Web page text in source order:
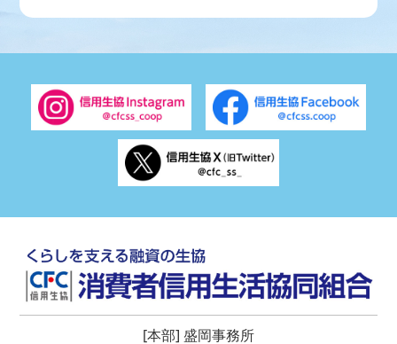
[本部] 盛岡事務所